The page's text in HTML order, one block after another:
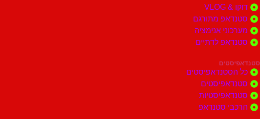
דוקו & VLOG
סטנדאפ מתורגם
מערכוני אנימציה
סטנדאפ לדתיים
סטנדאפיסטים
כל הסטנדאפיסטים
סטנדאפיסטים
סטנדאפיסטיות
הרכבי סטנדאפ